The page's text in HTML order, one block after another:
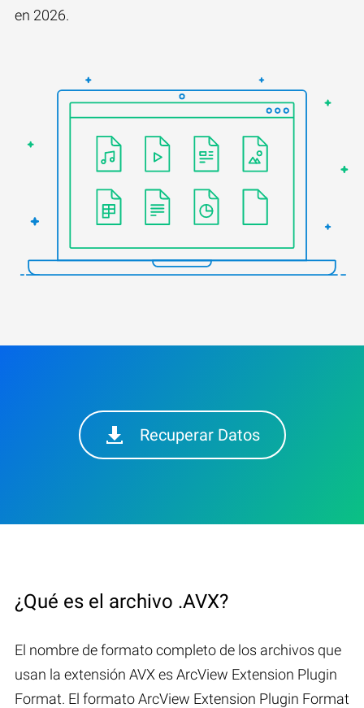
en 2026.
Recuperar Datos
¿Qué es el archivo .AVX?
El nombre de formato completo de los archivos que
usan la extensión AVX es ArcView Extension Plugin
Format. El formato ArcView Extension Plugin Format